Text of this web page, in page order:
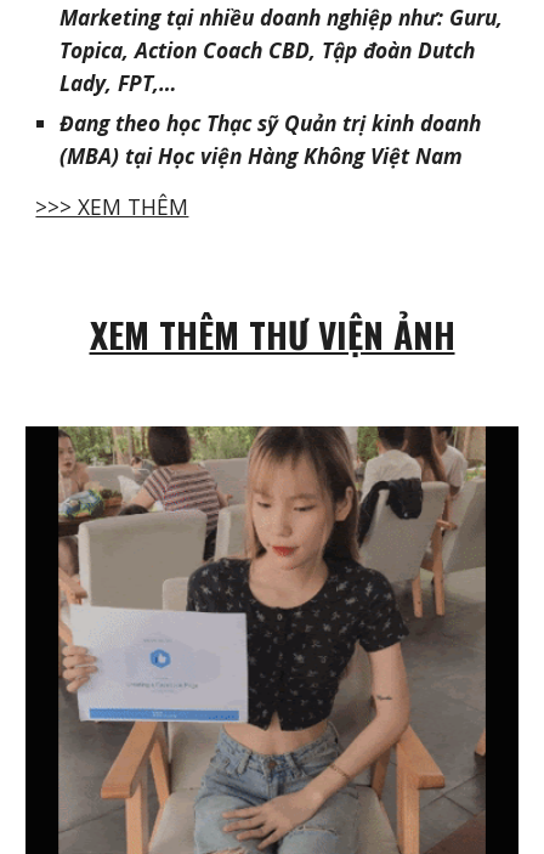
Marketing tại nhiều doanh nghiệp như: Guru,
Topica, Action Coach CBD, Tập đoàn Dutch
Lady, FPT,…
Đang theo học Thạc sỹ Quản trị kinh doanh
(MBA) tại Học viện Hàng Không Việt Nam
>>> XEM THÊM
XEM THÊM THƯ VIỆN ẢNH